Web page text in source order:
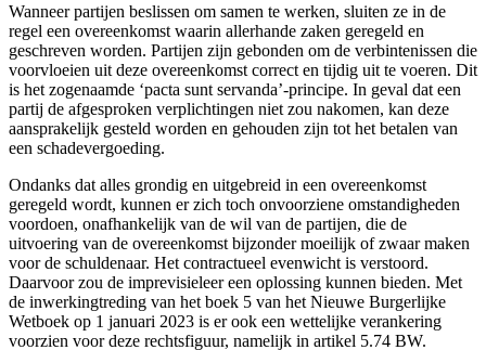
Wanneer partijen beslissen om samen te werken, sluiten ze in de
regel een overeenkomst waarin allerhande zaken geregeld en
geschreven worden. Partijen zijn gebonden om de verbintenissen die
voorvloeien uit deze overeenkomst correct en tijdig uit te voeren. Dit
is het zogenaamde ‘pacta sunt servanda’-principe. In geval dat een
partij de afgesproken verplichtingen niet zou nakomen, kan deze
aansprakelijk gesteld worden en gehouden zijn tot het betalen van
een schadevergoeding.
Ondanks dat alles grondig en uitgebreid in een overeenkomst
geregeld wordt, kunnen er zich toch onvoorziene omstandigheden
voordoen, onafhankelijk van de wil van de partijen, die de
uitvoering van de overeenkomst bijzonder moeilijk of zwaar maken
voor de schuldenaar. Het contractueel evenwicht is verstoord.
Daarvoor zou de imprevisieleer een oplossing kunnen bieden. Met
de inwerkingtreding van het boek 5 van het Nieuwe Burgerlijke
Wetboek op 1 januari 2023 is er ook een wettelijke verankering
voorzien voor deze rechtsfiguur, namelijk in artikel 5.74 BW.